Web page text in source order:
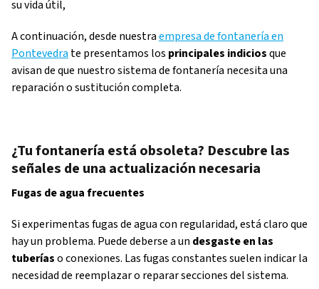
su vida útil,
A continuación, desde nuestraempresa de fontanería en
Pontevedra te presentamos los principales indiciosque
avisan de que nuestro sistema de fontanería necesita una
reparación o sustitución completa.
¿Tu fontanería está obsoleta? Descubre las
señales de una actualización necesaria
Fugas de agua frecuentes
Si experimentas fugas de agua con regularidad, está claro que
hay un problema. Puede deberse a un desgaste en las
tuberíaso conexiones. Las fugas constantes suelen indicar la
necesidad de reemplazar o reparar secciones del sistema.